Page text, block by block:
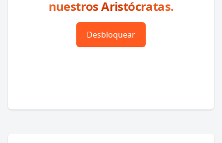
nuestros Aristócratas.
Desbloquear